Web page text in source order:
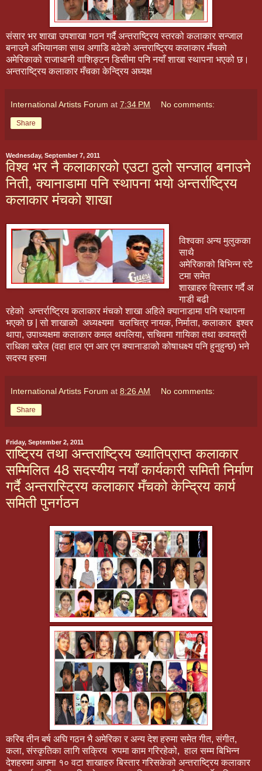
संसार भर शाखा उपशाखा गठन गर्दै अन्तराष्ट्रिय स्तरको कलाकार सन्जाल
बनाउने अभियानका साथ अगाडि बढेको अन्तराष्ट्रिय कलाकार मँचको
अमेरिकाको राजाधानी वाशिङ्टन डिसीमा पनि नयाँ शाखा स्थापना भएको छ।
अन्तराष्ट्रिय कलाकार मँचका केन्द्रिय अध्यक्ष
International Artists Forum at 7:34 PM No comments:
Share
Wednesday, September 7, 2011
विश्व भर नै कलाकारको एउटा ठुलो सन्जाल बनाउने
निती, क्यानाडामा पनि स्थापना भयो अन्तर्राष्ट्रिय
कलाकार मंचको शाखा
विश्वका अन्य मुलुकका
साथै
अमेरिकाको बिभिन्न स्टे
टमा समेत
शाखाहरु विस्तार गर्दै अ
गाडी बढी
रहेको अन्तर्राष्ट्रिय कलाकार मंचको शाखा अहिले क्यानाडामा पनि स्थापना
भएको छ | सो शाखाको अध्यक्ष्यमा चलचित्र नायक, निर्माता, कलाकार इश्वर
थापा, उपाध्यक्षमा कलाकार कमल थपलिया, सचिवमा गायिका तथा कवयत्री
राधिका खरेल (वहा हाल एन आर एन क्यानाडाको कोषाधक्ष्य पनि हुनुहुन्छ) भने
सदस्य हरुमा
International Artists Forum at 8:26 AM No comments:
Share
Friday, September 2, 2011
राष्ट्रिय तथा अन्तराष्ट्रिय ख्यातिप्राप्त कलाकार
सम्मिलित 48 सदस्यीय नयाँ कार्यकारी समिती निर्माण
गर्दै अन्तरास्ट्रिय कलाकार मँचको केन्द्रिय कार्य
समिती पुनर्गठन
करिब तीन बर्ष अघि गठन भै अमेरिका र अन्य देश हरुमा समेत गीत, संगीत,
कला, संस्कृतिका लागि सक्रिय रुपमा काम गरिरहेको, हाल सम्म बिभिन्न
देशहरुमा आफ्ना १० वटा शाखाहरु बिस्तार गरिसकेको अन्तराष्ट्रिय कलाकार